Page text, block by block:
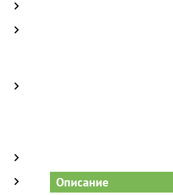
Описание